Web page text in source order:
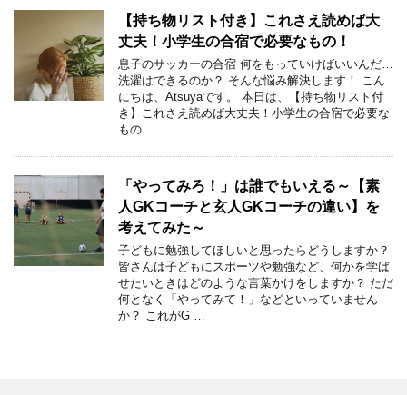
【持ち物リスト付き】これさえ読めば大
丈夫！小学生の合宿で必要なもの！
息子のサッカーの合宿 何をもっていけばいいんだ…
洗濯はできるのか？ そんな悩み解決します！ こん
にちは、Atsuyaです。 本日は、【持ち物リスト付
き】これさえ読めば大丈夫！小学生の合宿で必要な
もの …
「やってみろ！」は誰でもいえる～【素
人GKコーチと玄人GKコーチの違い】を
考えてみた～
子どもに勉強してほしいと思ったらどうしますか？
皆さんは子どもにスポーツや勉強など、何かを学ば
せたいときはどのような言葉かけをしますか？ ただ
何となく「やってみて！」などといっていません
か？ これがG …